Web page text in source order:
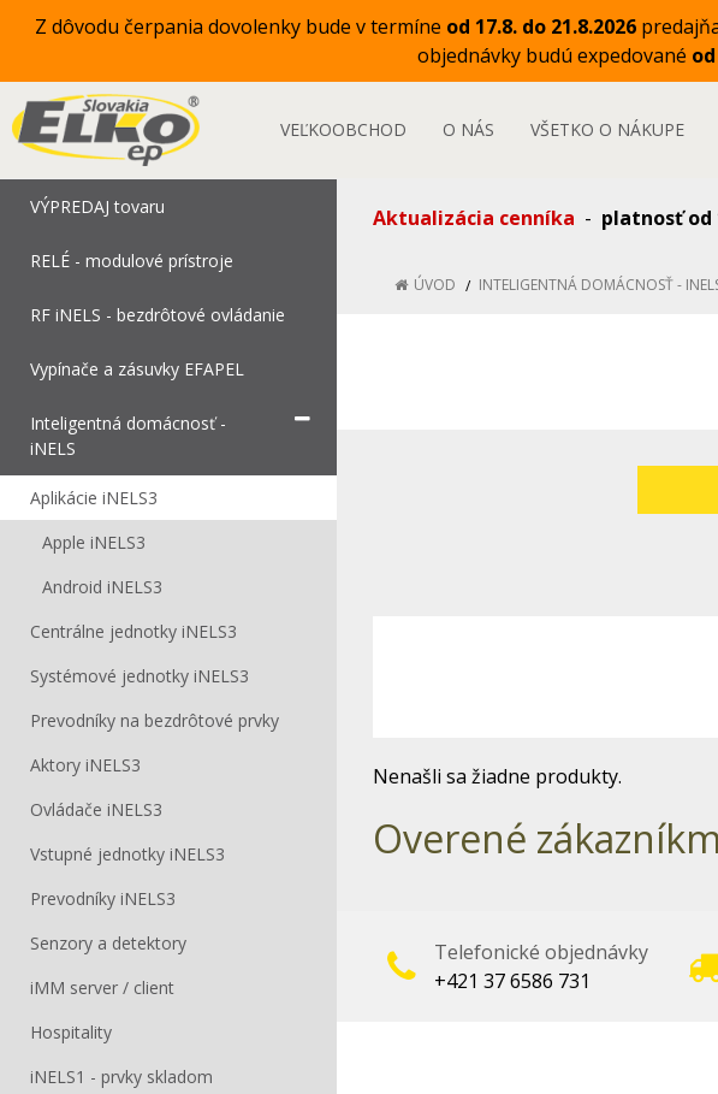
Z dôvodu čerpania dovolenky bude v termíne od 17.8. do 21.8.2026
objednávky budú expedované
VEĽKOOBCHOD O NÁS VŠETKO O NÁKUPE
VÝPREDAJ tovaru
RELÉ - modulové prístroje
RF iNELS - bezdrôtové ovládanie
Vypínače a zásuvky EFAPEL
Inteligentná domácnosť -
iNELS
Aplikácie iNELS3
Apple iNELS3
Android iNELS3
Centrálne jednotky iNELS3
Systémové jednotky iNELS3
Prevodníky na bezdrôtové prvky
Aktory iNELS3
Ovládače iNELS3
Vstupné jednotky iNELS3
Prevodníky iNELS3
Senzory a detektory
iMM server / client
Hospitality
iNELS1 - prvky skladom
Aktualizácia cenníka - platnosť od
ÚVOD INTELIGENTNÁ DOMÁCNOSŤ -
Nenašli sa žiadne produkty.
Overené
Telefonické objednávky
+421 37 6586 731